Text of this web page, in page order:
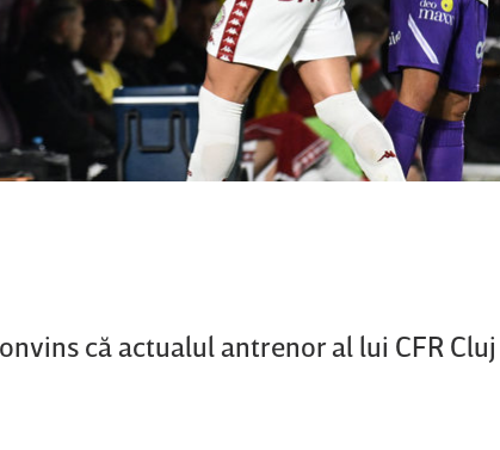
că actualul antrenor al lui CFR